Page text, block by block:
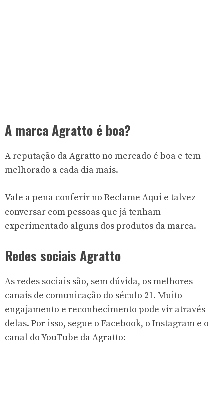
A marca Agratto é boa?
A reputação da Agratto no mercado é boa e tem
melhorado a cada dia mais.
Vale a pena conferir no Reclame Aqui e talvez
conversar com pessoas que já tenham
experimentado alguns dos produtos da marca.
Redes sociais Agratto
As redes sociais são, sem dúvida, os melhores
canais de comunicação do século 21. Muito
engajamento e reconhecimento pode vir através
delas. Por isso, segue o Facebook, o Instagram e o
canal do YouTube da Agratto: